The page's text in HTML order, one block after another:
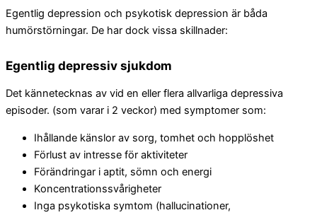
Egentlig depression och psykotisk depression är båda
humörstörningar. De har dock vissa skillnader:
Egentlig depressiv sjukdom
Det kännetecknas av vid en eller flera allvarliga depressiva
episoder. (som varar i 2 veckor) med symptomer som:
Ihållande känslor av sorg, tomhet och hopplöshet
Förlust av intresse för aktiviteter
Förändringar i aptit, sömn och energi
Koncentrationssvårigheter
Inga psykotiska symtom (hallucinationer,